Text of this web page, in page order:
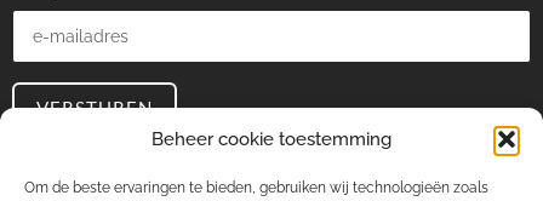
Beheer cookie toestemming
Om de beste ervaringen te bieden, gebruiken wij technologieën zoals
VERSTUREN